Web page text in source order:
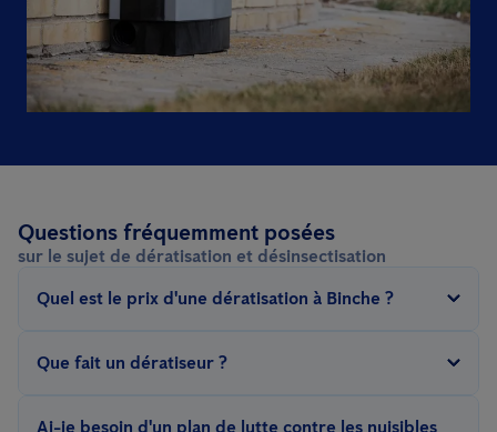
Questions fréquemment posées
sur le sujet de dératisation et désinsectisation
Quel est le prix d'une dératisation à Binche ?
de nuisible, la surface de la zone à traiter, la méthode de lutte
Que fait un dératiseur ?
Ai-je besoin d'un plan de lutte contre les nuisibles